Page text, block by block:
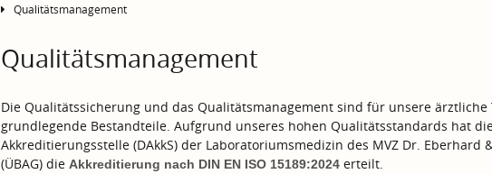
Qualitätsmanagement
Qualitätsmanagement
Die Qualitätssicherung und das Qualitätsmanagement sind für unsere ärztliche
grundlegende Bestandteile. Aufgrund unseres hohen Qualitätsstandards hat
Akkreditierungsstelle (DAkkS) der Laboratoriumsmedizin des MVZ Dr. Eberhard
(ÜBAG) die Akkreditierung nach DIN EN ISO 15189:2024erteilt.